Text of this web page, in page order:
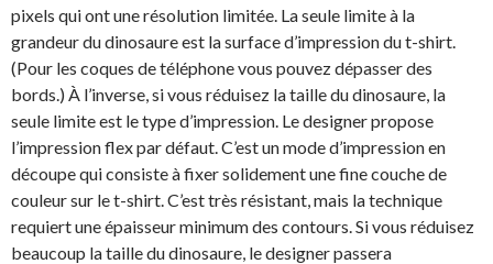
pixels qui ont une résolution limitée. La seule limite à la
grandeur du dinosaure est la surface d’impression du t-shirt.
(Pour les coques de téléphone vous pouvez dépasser des
bords.) À l’inverse, si vous réduisez la taille du dinosaure, la
seule limite est le type d’impression. Le designer propose
l’impression flex par défaut. C’est un mode d’impression en
découpe qui consiste à fixer solidement une fine couche de
couleur sur le t-shirt. C’est très résistant, mais la technique
requiert une épaisseur minimum des contours. Si vous réduisez
beaucoup la taille du dinosaure, le designer passera